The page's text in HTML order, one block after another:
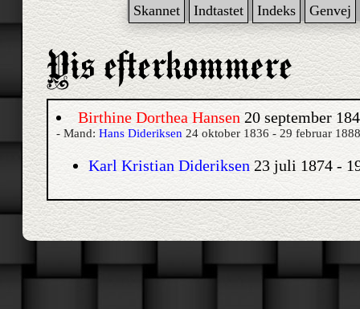
Skannet Indtastet Indeks Genvej
Birthine Dorthea Hansen 20 september
- Mand: Hans Dideriksen 24 oktober 1836 - 29 februar 1888
Karl Kristian Dideriksen 23 juli 1874 -